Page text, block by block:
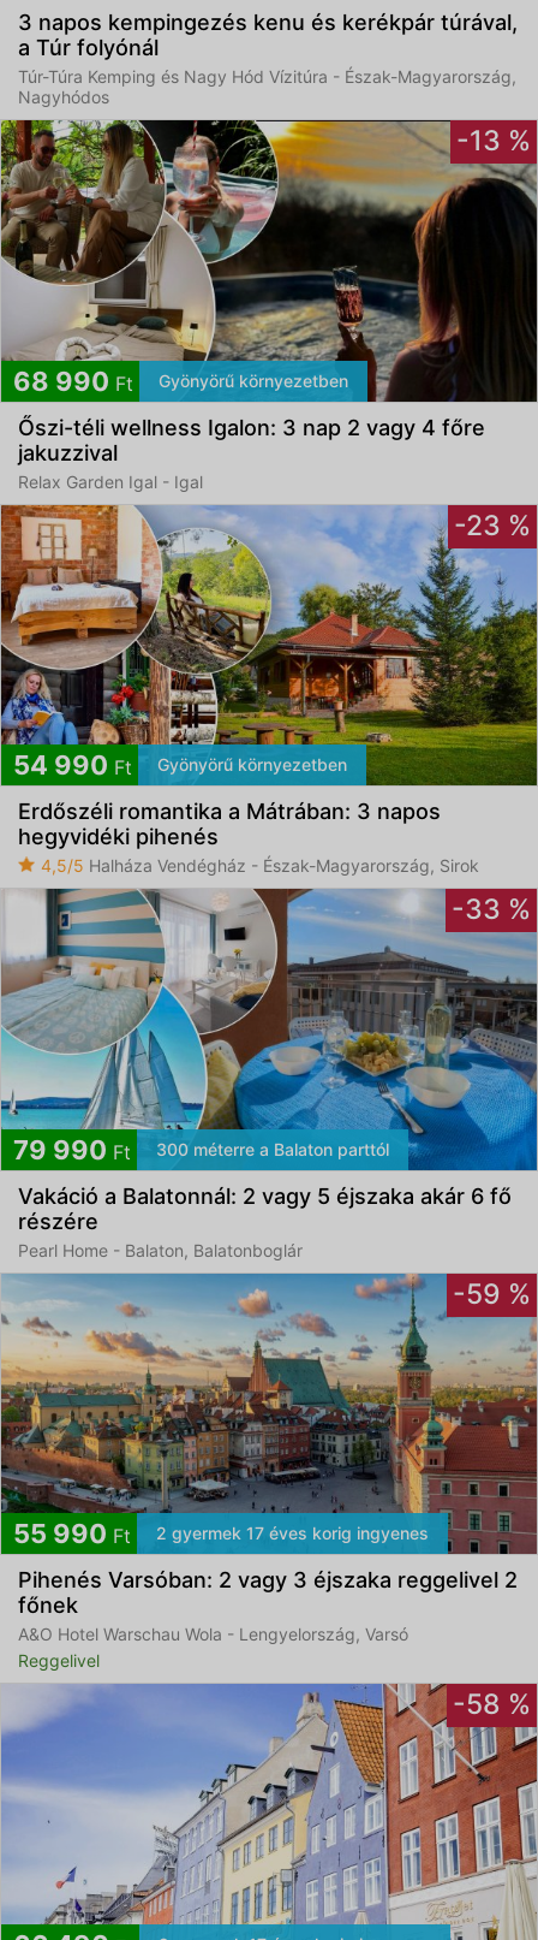
3 napos kempingezés kenu és kerékpár túrával,
a Túr folyónál
Túr-Túra Kemping és Nagy Hód Vízitúra - Észak-Magyarország,
Nagyhódos
-13 %
68 990 Ft Gyönyörű környezetben
Őszi-téli wellness Igalon: 3 nap 2 vagy 4 főre
jakuzzival
Relax Garden Igal - Igal
-23 %
54 990 Ft Gyönyörű környezetben
Erdőszéli romantika a Mátrában: 3 napos
hegyvidéki pihenés
4,5/5 Halháza Vendégház - Észak-Magyarország, Sirok
-33 %
79 990 Ft 300 méterre a Balaton parttól
Vakáció a Balatonnál: 2 vagy 5 éjszaka akár 6 fő
részére
Pearl Home - Balaton, Balatonboglár
-59 %
55 990 Ft 2 gyermek 17 éves korig ingyenes
Pihenés Varsóban: 2 vagy 3 éjszaka reggelivel 2
főnek
A&O Hotel Warschau Wola - Lengyelország, Varsó
Reggelivel
-58 %